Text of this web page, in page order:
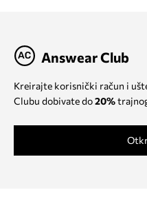
Answear Club
Kreirajte korisnički račun i
Clubu dobivate do20%